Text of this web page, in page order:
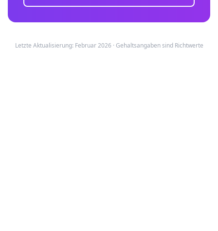
Letzte Aktualisierung: Februar 2026 · Gehaltsangaben sind Richtwerte